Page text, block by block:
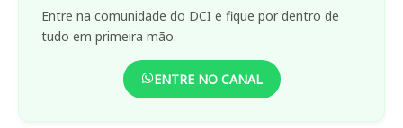
Entre na comunidade do DCI e fique por dentro de
tudo em primeira mão.
ENTRE NO CANAL